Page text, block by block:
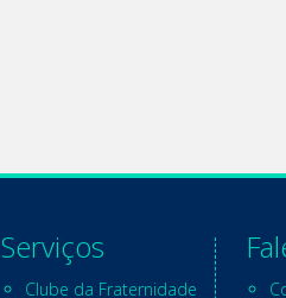
Serviços
Clube da Fraternidade